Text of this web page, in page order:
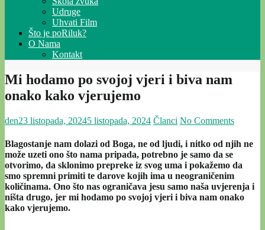
Udruge
Uhvati Film
Što je poRiluk?
O Nama
Kontakt
Mi hodamo po svojoj vjeri i biva nam
onako kako vjerujemo
den23 listopada, 20245 listopada, 2024 Članci No Comments
Blagostanje nam dolazi od Boga, ne od ljudi, i nitko od njih ne
može uzeti ono što nama pripada, potrebno je samo da se
otvorimo, da sklonimo prepreke iz svog uma i pokažemo da
smo spremni primiti te darove kojih ima u neograničenim
količinama. Ono što nas ograničava jesu samo naša uvjerenja i
ništa drugo, jer mi hodamo po svojoj vjeri i biva nam onako
kako vjerujemo.